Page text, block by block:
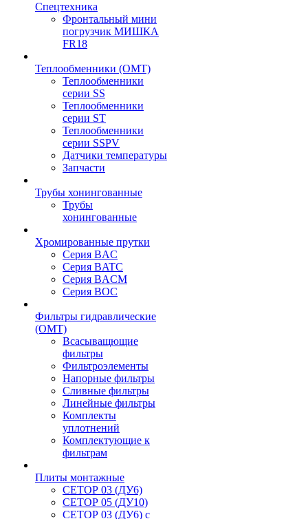
Спецтехника
Фронтальный мини
погрузчик МИШКА
FR18
Теплообменники (OMT)
Теплообменники
серии SS
Теплообменники
серии ST
Теплообменники
серии SSPV
Датчики температуры
Запчасти
Трубы хонингованные
Трубы
хонингованные
Хромированные прутки
Серия BAC
Серия BATC
Серия BACM
Серия BOC
Фильтры гидравлические
(OMT)
Всасыващющие
фильтры
Фильтроэлементы
Напорные фильтры
Сливные фильтры
Линейные фильтры
Комплекты
уплотнений
Комплектующие к
фильтрам
Плиты монтажные
CЕТОР 03 (ДУ6)
CЕТОР 05 (ДУ10)
CЕТОР 03 (ДУ6) с